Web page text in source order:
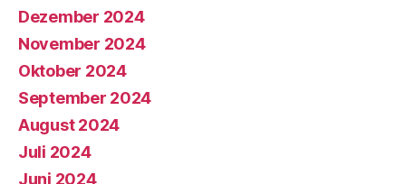
Dezember 2024
November 2024
Oktober 2024
September 2024
August 2024
Juli 2024
Juni 2024